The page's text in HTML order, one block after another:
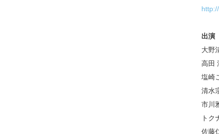
出演
大野
高田
塩崎
清水
市川
トク
佐藤